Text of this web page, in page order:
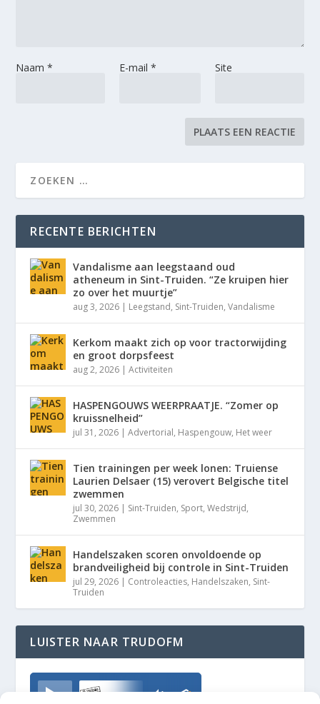
Naam* E-mail * Site
RECENTE BERICHTEN
Vandalisme aan leegstaand oud
atheneum in Sint-Truiden. “Ze kruipen hier
zo over het muurtje”
aug 3, 2026 | Leegstand, Sint-Truiden,Vandalisme
Kerkom maakt zich op voor tractorwijding
en groot dorpsfeest
aug 2, 2026 |Activiteiten
HASPENGOUWS WEERPRAATJE. “Zomer op
kruissnelheid”
jul 31, 2026 |Advertorial, Haspengouw, Het weer
Tien trainingen per week lonen: Truiense
Laurien Delsaer (15) verovert Belgische titel
zwemmen
jul 30, 2026 | Sint-Truiden, Sport,Wedstrijd,
Zwemmen
Handelszaken scoren onvoldoende op
brandveiligheid bij controle in Sint-Truiden
jul 29, 2026 | Controleacties, Handelszaken, Sint-
Truiden
LUISTER NAAR TRUDOFM
TrudoFM